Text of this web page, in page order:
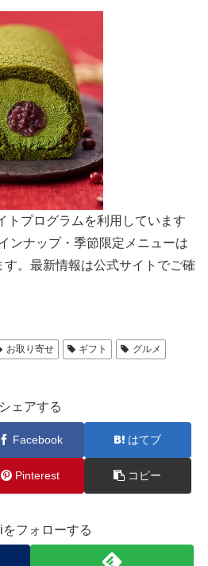
トプログラムを利用しています
ンナップ・季節限定メニューは
。最新情報は公式サイトでご確
お取り寄せ ギフト
グルメ
シェアする
Facebook はてブ
Pinterest コピー
をフォローする